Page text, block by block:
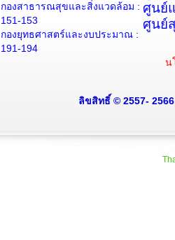
กองสาธารณสุขและสิ่งแวดล้อม :
151-153
กองยุทธศาสตร์และงบประมาณ :
191-194
ศูนย์
ศูนย์
น
ลิขสิทธิ์ © 2557-